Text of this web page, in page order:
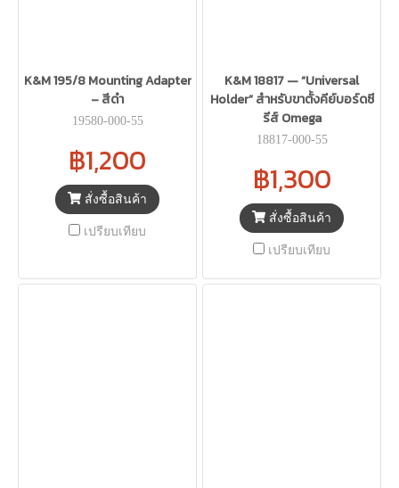
K&M 195/8 Mounting Adapter
– สีดำ
19580-000-55
฿1,200
สั่งซื้อสินค้า
เปรียบเทียบ
K&M 18817 — “Universal
Holder” สำหรับขาตั้งคีย์บอร์ดซี
รีส์ Omega
18817-000-55
฿1,300
สั่งซื้อสินค้า
เปรียบเทียบ